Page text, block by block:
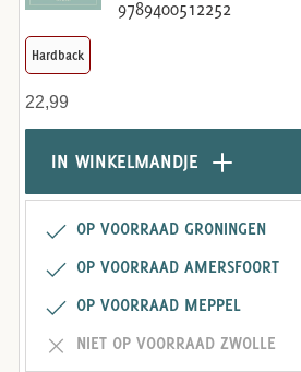
9789400512252
Hardback
22,99
IN WINKELMANDJE
OP VOORRAAD GRONINGEN
OP VOORRAAD AMERSFOORT
OP VOORRAAD MEPPEL
NIET OP VOORRAAD ZWOLLE